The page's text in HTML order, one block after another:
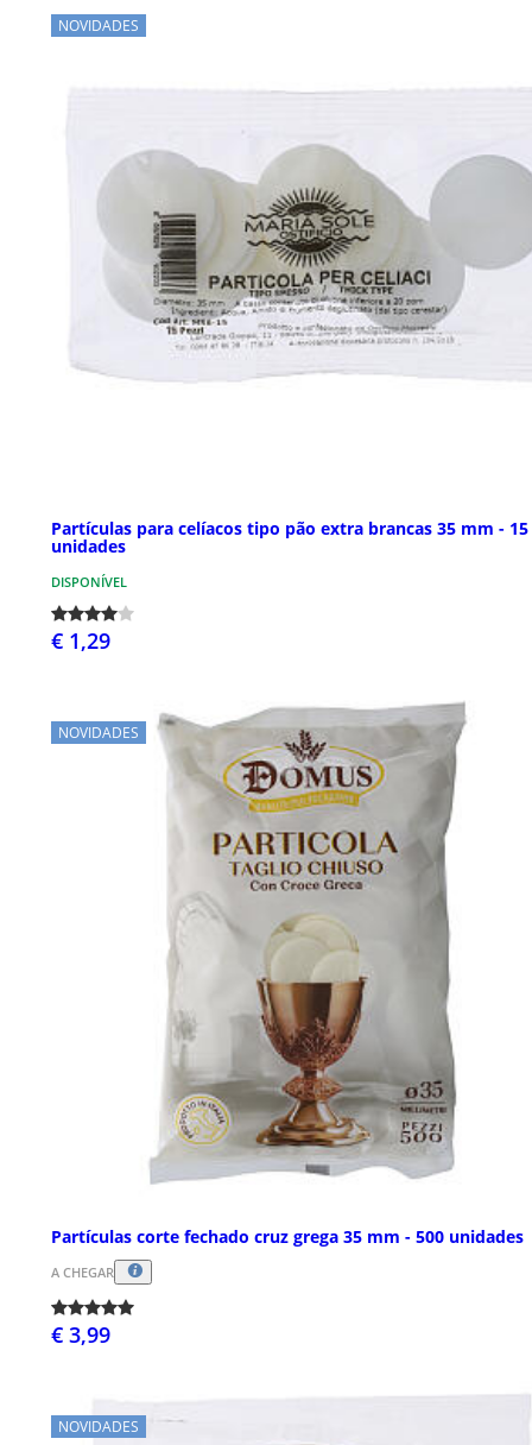
NOVIDADES
Partículas para celíacos tipo pão extra brancas 35 mm - 15
unidades
DISPONÍVEL
€ 1,29
NOVIDADES
Partículas corte fechado cruz grega 35 mm - 500 unidades
A CHEGAR
€ 3,99
NOVIDADES